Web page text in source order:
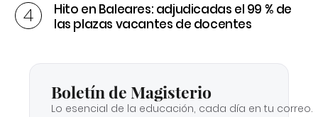
Hito en Baleares: adjudicadas el 99 % de
las plazas vacantes de docentes
Boletín de Magisterio
Lo esencial de la educación, cada día en tu correo.